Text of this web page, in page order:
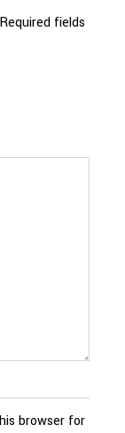
Required fields
browser for